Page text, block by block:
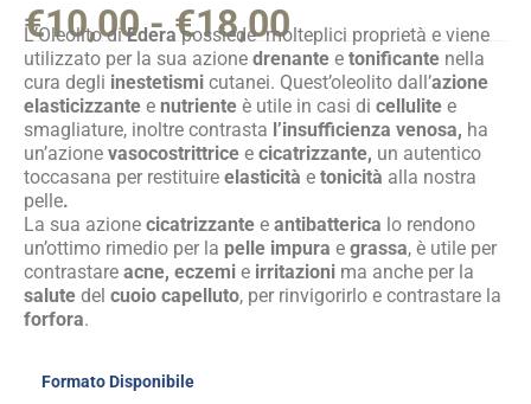
€10,00 - €18,00
L’Oleolito diEderapossiede molteplici proprietà e viene
utilizzato per la sua azione drenante e tonificante nella
cura degli inestetismi cutanei. Quest’oleolito dall’azione
elasticizzante e nutriente è utile in casi di cellulite e
smagliature, inoltre contrasta l’insufficienza venosa, ha
un’azione vasocostrittrice e cicatrizzante, un autentico
toccasana per restituire elasticità e tonicità alla nostra
pelle.
La sua azione cicatrizzante e antibatterica lo rendono
un’ottimo rimedio per la pelle impura e grassa, è utile per
contrastare acne, eczemi e irritazioni ma anche per la
salute del cuoio capelluto, per rinvigorirlo e contrastare la
forfora.
Formato Disponibile